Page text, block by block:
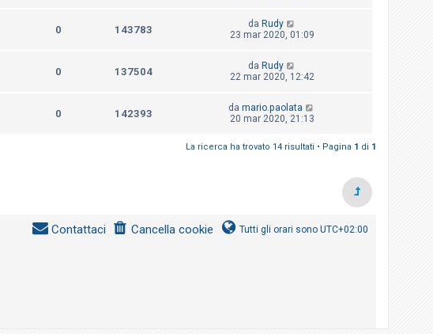
0 143783 da Rudy
23 mar 2020, 01:09
0 137504 da Rudy
22 mar 2020, 12:42
0 142393 damario.paolata
20 mar 2020, 21:13
La ricerca ha trovato 14 risultati • Pagina 1 di 1
Tutti gli orari sono UTC+02:00
Cancella cookie
Contattaci